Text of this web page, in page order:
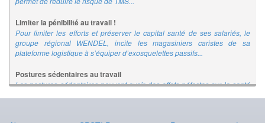
Limiter la pénibilité au travail !
Pour limiter les efforts et préserver le capital santé de ses salariés, le
groupe régional WENDEL, incite les magasiniers caristes de sa
plateforme logistique à s’équiper d’exosquelettes passifs...
Postures sédentaires au travail
Les postures sédentaires peuvent avoir des effets néfastes sur la santé